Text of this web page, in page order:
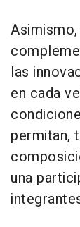
las
en cada
permitan,
una